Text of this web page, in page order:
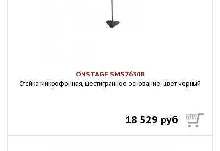
ONSTAGE SMS7630B
Стойка микрофонная, шестигранное основание, цвет черный
18 529 руб